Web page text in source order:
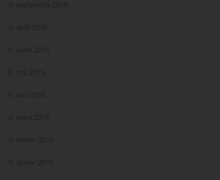
septembre 2015
août 2015
juillet 2015
mai 2015
avril 2015
mars 2015
février 2015
janvier 2015